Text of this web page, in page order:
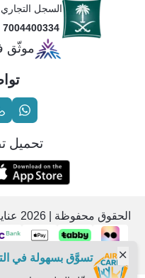
السجل التجاري
7004400334
موثّق
تحميل
الحقوق محفوظة | 2026
تسوَّق بسهولة في